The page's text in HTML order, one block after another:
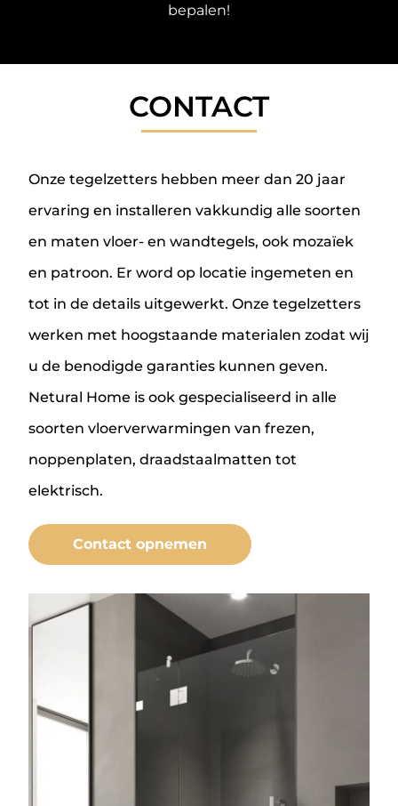
bepalen!
CONTACT
Onze tegelzetters hebben meer dan 20 jaar
ervaring en installeren vakkundig alle soorten
en maten vloer- en wandtegels, ook mozaïek
en patroon. Er word op locatie ingemeten en
tot in de details uitgewerkt. Onze tegelzetters
werken met hoogstaande materialen zodat wij
u de benodigde garanties kunnen geven.
Netural Home is ook gespecialiseerd in alle
soorten vloerverwarmingen van frezen,
noppenplaten, draadstaalmatten tot
elektrisch.
Contact opnemen